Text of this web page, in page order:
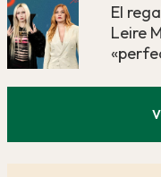
El
Leire